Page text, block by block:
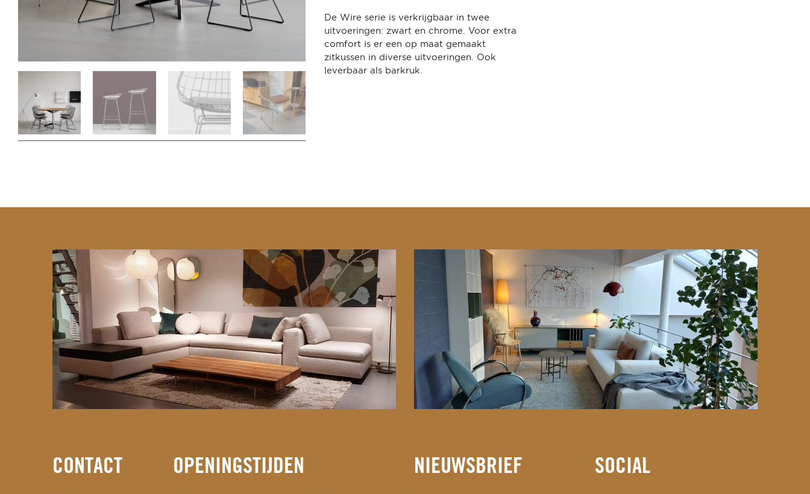
De Wire serie is verkrijgbaar in twee
uitvoeringen: zwart en chrome. Voor extra
comfort is er een op maat gemaakt
zitkussen in diverse uitvoeringen. Ook
leverbaar als barkruk.
CONTACT OPENINGSTIJDEN NIEUWSBRIEF SOCIAL